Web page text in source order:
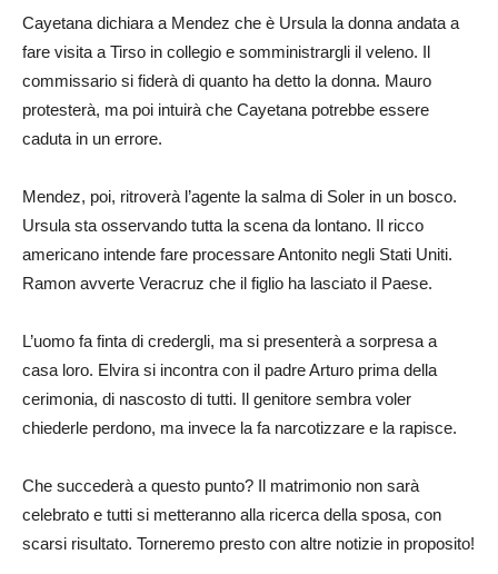
Cayetana dichiara a Mendez che è Ursula la donna andata a
fare visita a Tirso in collegio e somministrargli il veleno. Il
commissario si fiderà di quanto ha detto la donna. Mauro
protesterà, ma poi intuirà che Cayetana potrebbe essere
caduta in un errore.
Mendez, poi, ritroverà l’agente la salma di Soler in un bosco.
Ursula sta osservando tutta la scena da lontano. Il ricco
americano intende fare processare Antonito negli Stati Uniti.
Ramon avverte Veracruz che il figlio ha lasciato il Paese.
L’uomo fa finta di credergli, ma si presenterà a sorpresa a
casa loro. Elvira si incontra con il padre Arturo prima della
cerimonia, di nascosto di tutti. Il genitore sembra voler
chiederle perdono, ma invece la fa narcotizzare e la rapisce.
Che succederà a questo punto? Il matrimonio non sarà
celebrato e tutti si metteranno alla ricerca della sposa, con
scarsi risultato. Torneremo presto con altre notizie in proposito!